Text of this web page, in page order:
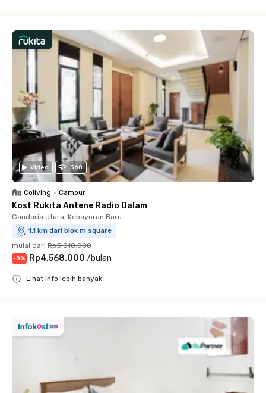
Video 360
Coliving • Campur
Kost Rukita Antene Radio Dalam
Gandaria Utara, Kebayoran Baru
1.1 km dari blok m square
mulai dari Rp5.018.000
-8% Rp4.568.000 /bulan
Lihat info lebih banyak